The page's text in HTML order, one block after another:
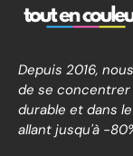
Depuis 2016,
de se concentrer
durable et dans
allant jusqu'à -